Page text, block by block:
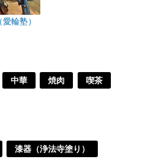
輪塾）
中華 焼肉 喫茶
漆器（浄法寺塗り）